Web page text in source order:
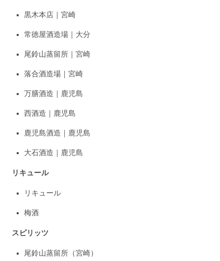
黒木本店｜宮崎
常徳屋酒造場｜大分
尾鈴山蒸留所｜宮崎
落合酒造場｜宮崎
万膳酒造｜鹿児島
西酒造｜鹿児島
鹿児島酒造｜鹿児島
大石酒造｜鹿児島
リキュール
リキュール
梅酒
スピリッツ
尾鈴山蒸留所（宮崎）